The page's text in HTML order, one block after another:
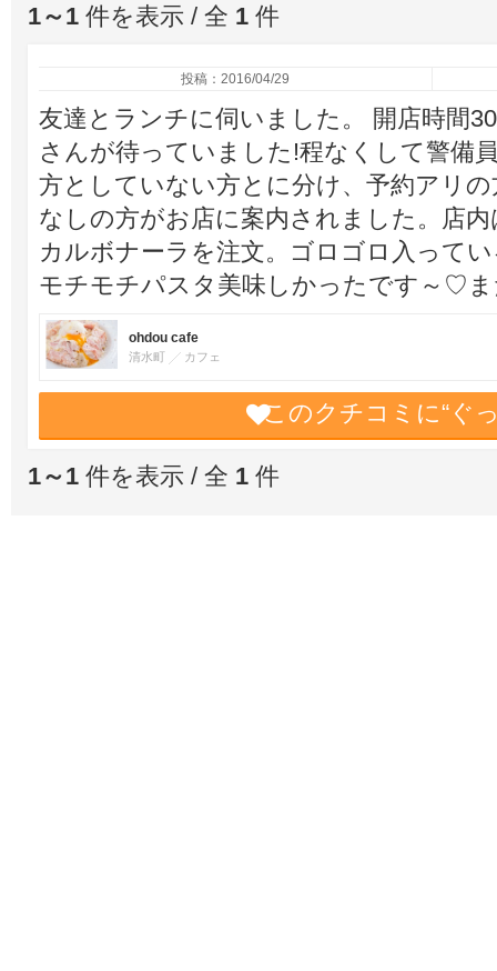
1～1 件を表示 / 全 1 件
投稿：2016/04/29
友達とランチに伺いました。 開店時間
さんが待っていました!程なくして警備
方としていない方とに分け、予約アリ
なしの方がお店に案内されました。店
カルボナーラを注文。ゴロゴロ入って
モチモチパスタ美味しかったです～♡
ohdou cafe
清水町 カフェ
このクチコミに“ぐ
1～1 件を表示 / 全 1 件